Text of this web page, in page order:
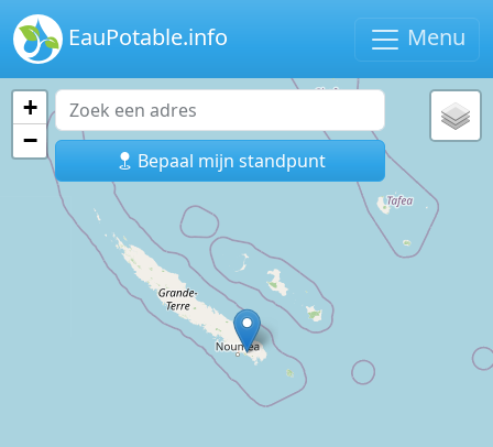
EauPotable.info Menu
Bepaal mijn standpunt
+
−